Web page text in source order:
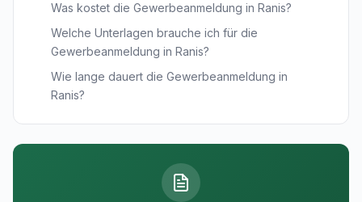
Was kostet die Gewerbeanmeldung in Ranis?
Welche Unterlagen brauche ich für die
Gewerbeanmeldung in Ranis?
Wie lange dauert die Gewerbeanmeldung in
Ranis?